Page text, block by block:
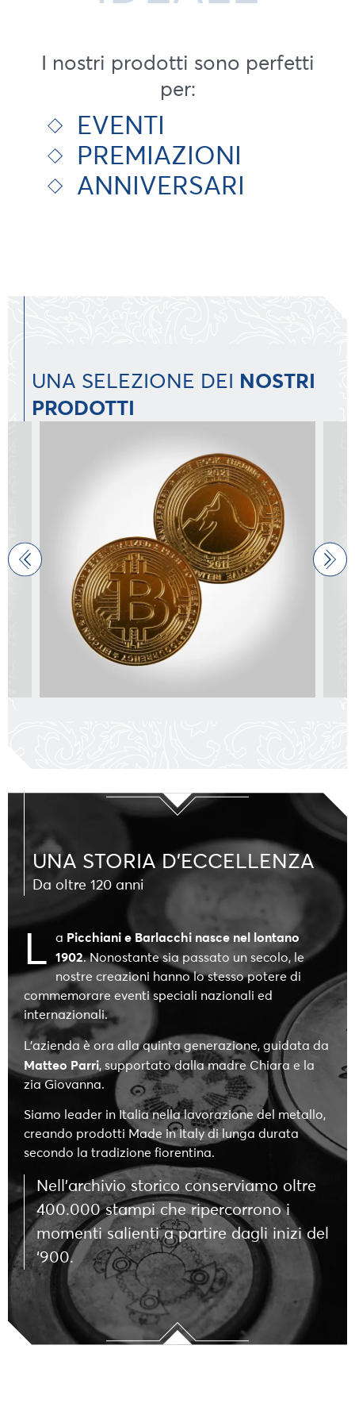
I nostri prodotti sono perfetti
per:
EVENTI
PREMIAZIONI
ANNIVERSARI
UNA SELEZIONE DEI NOSTRI
PRODOTTI
UNA STORIA D'ECCELLENZA
Da oltre 120 anni
L a Picchiani e Barlacchi nasce nel lontano
1902. Nonostante sia passato un secolo, le
nostre creazioni hanno lo stesso potere di
commemorare eventi speciali nazionali ed
internazionali.
L’azienda è ora alla quinta generazione, guidata da
Matteo Parri, supportato dalla madre Chiara e la
zia Giovanna.
Siamo leader in Italia nella lavorazione del metallo,
creando prodotti Made in Italy di lunga durata
secondo la tradizione fiorentina.
Nell’archivio storico conserviamo oltre
400.000 stampi che ripercorrono i
momenti salienti a partire dagli inizi del
‘900.